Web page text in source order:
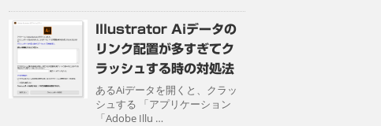
Illustrator Aiデータの
リンク配置が多すぎてク
ラッシュする時の対処法
あるAiデータを開くと、クラッ
シュする 「アプリケーション
「Adobe Illu …